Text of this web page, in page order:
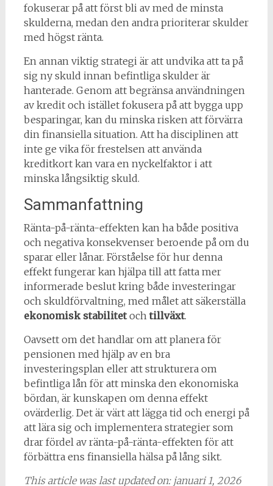
fokuserar på att först bli av med de minsta
skulderna, medan den andra prioriterar skulder
med högst ränta.
En annan viktig strategi är att undvika att ta på
sig ny skuld innan befintliga skulder är
hanterade. Genom att begränsa användningen
av kredit och istället fokusera på att bygga upp
besparingar, kan du minska risken att förvärra
din finansiella situation. Att ha disciplinen att
inte ge vika för frestelsen att använda
kreditkort kan vara en nyckelfaktor i att
minska långsiktig skuld.
Sammanfattning
Ränta-på-ränta-effekten kan ha både positiva
och negativa konsekvenser beroende på om du
sparar eller lånar. Förståelse för hur denna
effekt fungerar kan hjälpa till att fatta mer
informerade beslut kring både investeringar
och skuldförvaltning, med målet att säkerställa
ekonomisk stabilitetochtillväxt.
Oavsett om det handlar om att planera för
pensionen med hjälp av en bra
investeringsplan eller att strukturera om
befintliga lån för att minska den ekonomiska
bördan, är kunskapen om denna effekt
ovärderlig. Det är värt att lägga tid och energi på
att lära sig och implementera strategier som
drar fördel av ränta-på-ränta-effekten för att
förbättra ens finansiella hälsa på lång sikt.
This article was last updated on: januari 1, 2026